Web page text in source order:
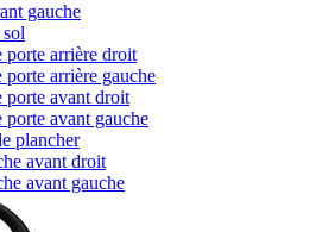
gauche
porte arrière droit
porte arrière gauche
porte avant droit
porte avant gauche
plancher
avant droit
avant gauche